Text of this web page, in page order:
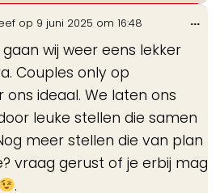
op 9 juni 2025 om 16:48
gaan wij weer eens lekker
Couples only op
ideaal. We laten ons
leuke stellen die samen
meer stellen die van plan
vraag gerust of je erbij mag
.
...